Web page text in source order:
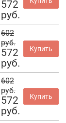
572
руб.
602
руб.
572
руб.
Купить
602
руб.
572
руб.
Купить